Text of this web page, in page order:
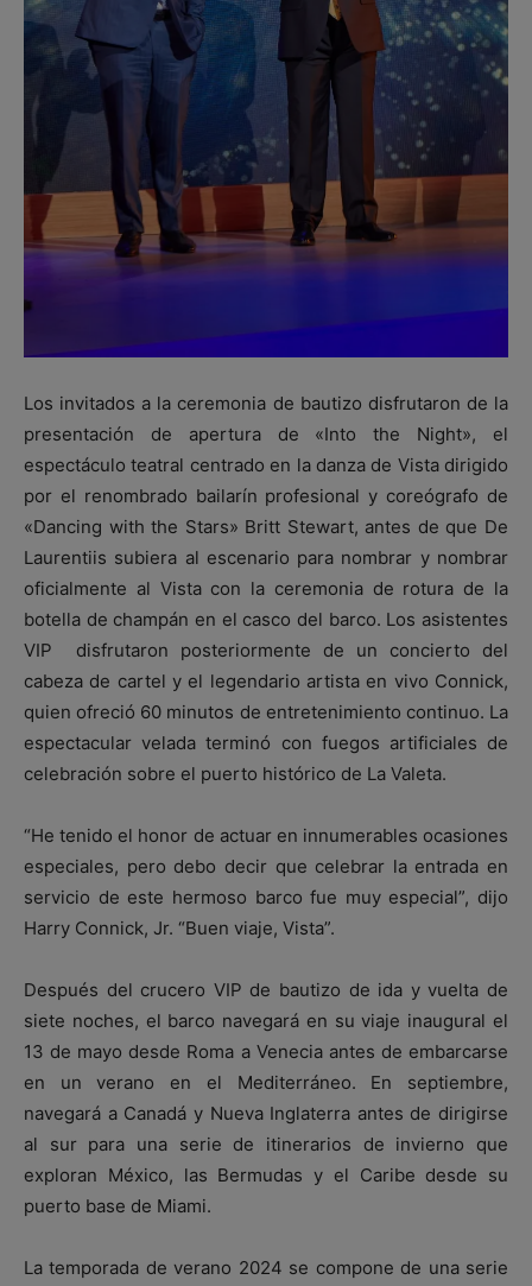
Los invitados a la ceremonia de bautizo disfrutaron de la
presentación de apertura de «Into the Night», el
espectáculo teatral centrado en la danza de Vista dirigido
por el renombrado bailarín profesional y coreógrafo de
«Dancing with the Stars» Britt Stewart, antes de que De
Laurentiis subiera al escenario para nombrar y nombrar
oficialmente al Vista con la ceremonia de rotura de la
botella de champán en el casco del barco. Los asistentes
VIP disfrutaron posteriormente de un concierto del
cabeza de cartel y el legendario artista en vivo Connick,
quien ofreció 60 minutos de entretenimiento continuo. La
espectacular velada terminó con fuegos artificiales de
celebración sobre el puerto histórico de La Valeta.
“He tenido el honor de actuar en innumerables ocasiones
especiales, pero debo decir que celebrar la entrada en
servicio de este hermoso barco fue muy especial”, dijo
Harry Connick, Jr. “Buen viaje, Vista”.
Después del crucero VIP de bautizo de ida y vuelta de
siete noches, el barco navegará en su viaje inaugural el
13 de mayo desde Roma a Venecia antes de embarcarse
en un verano en el Mediterráneo. En septiembre,
navegará a Canadá y Nueva Inglaterra antes de dirigirse
al sur para una serie de itinerarios de invierno que
exploran México, las Bermudas y el Caribe desde su
puerto base de Miami.
La temporada de verano 2024 se compone de una serie